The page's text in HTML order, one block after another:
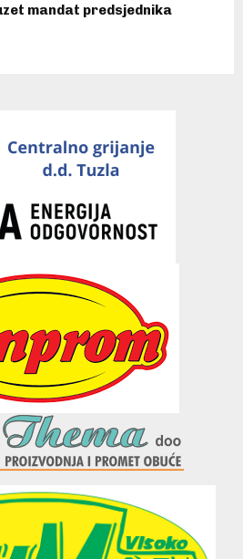
mandat predsjednika